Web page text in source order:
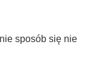
sposób się nie